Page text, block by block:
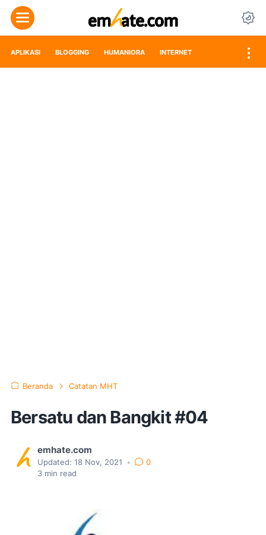
APLIKASI BLOGGING HUMANIORA INTERNET
Beranda Catatan MHT
Bersatu dan Bangkit #04
emhate.com
Updated: 18 Nov, 2021 •
0
3 min read